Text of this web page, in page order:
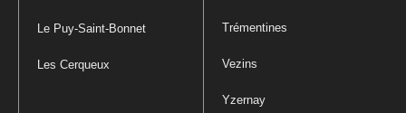
Le Puy-Saint-Bonnet
Les Cerqueux
Trémentines
Vezins
Yzernay